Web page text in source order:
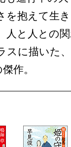
を抱えて生
人と人との
スに描いた
作。